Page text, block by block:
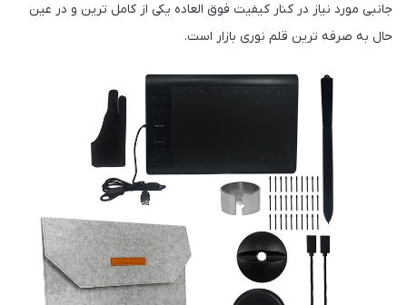
جانبی مورد نیاز در کنار کیفیت فوق العاده یکی از کامل ترین و در عین
حال به صرفه ترین قلم نوری بازار است.